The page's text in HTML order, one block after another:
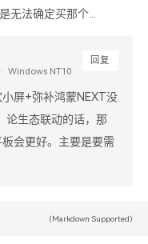
无法确定买那个...
回复
Windows NT10
屏+弥补鸿蒙NEXT没
论生态联动的话，那
会更好。主要是要需
(Markdown Supported)